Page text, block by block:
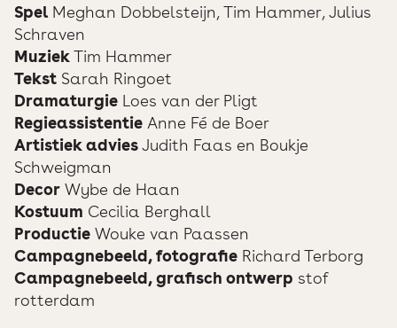
Spel Meghan Dobbelsteijn, Tim Hammer, Julius
Schraven
MuziekTim Hammer
Tekst Sarah Ringoet
Dramaturgie Loes van der Pligt
Regieassistentie Anne Fé de Boer
Artistiek adviesJudith Faas en Boukje
Schweigman
Decor Wybe de Haan
Kostuum Cecilia Berghall
Productie Wouke van Paassen
Campagnebeeld, fotografie Richard Terborg
Campagnebeeld, grafisch ontwerp stof
rotterdam